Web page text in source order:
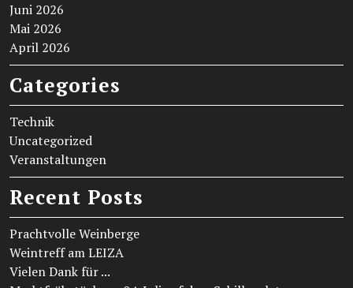
Juni 2026
Mai 2026
April 2026
Categories
Technik
Uncategorized
Veranstaltungen
Recent Posts
Prachtvolle Weinberge
Weintreff am LEIZA
Vielen Dank für ...